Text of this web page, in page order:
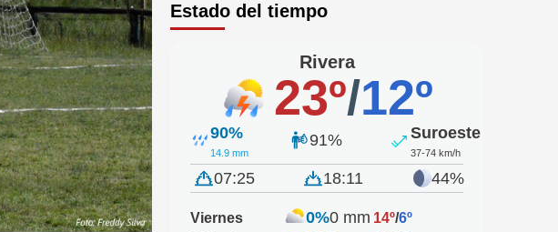
Estado del tiempo
Rivera
23º/12º
90%
14.9 mm
91% Suroeste
37-74 km/h
07:25 18:11 44%
Viernes 0%0 mm 14º/6º